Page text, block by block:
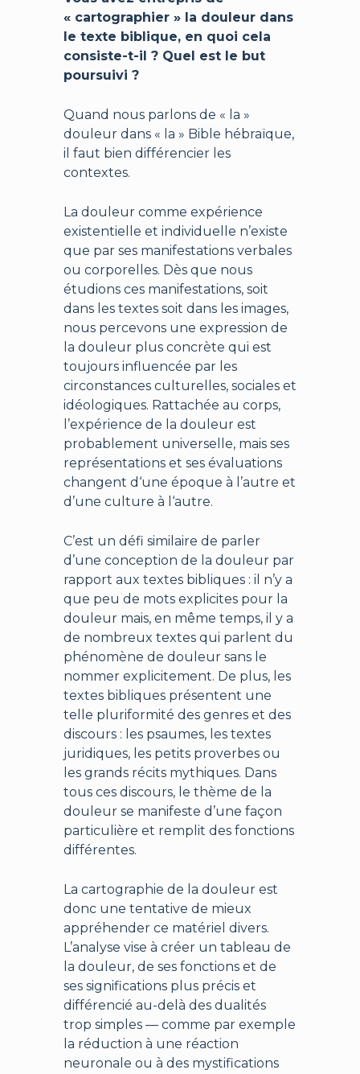
« cartographier » la douleur dans
le texte biblique, en quoi cela
consiste-t-il ? Quel est le but
poursuivi ?
Quand nous parlons de « la »
douleur dans « la » Bible hébraïque,
il faut bien différencier les
contextes.
La douleur comme expérience
existentielle et individuelle n’existe
que par ses manifestations verbales
ou corporelles. Dès que nous
étudions ces manifestations, soit
dans les textes soit dans les images,
nous percevons une expression de
la douleur plus concrète qui est
toujours influencée par les
circonstances culturelles, sociales et
idéologiques. Rattachée au corps,
l’expérience de la douleur est
probablement universelle, mais ses
représentations et ses évaluations
changent d‘une époque à l’autre et
d’une culture à l‘autre.
C’est un défi similaire de parler
d’une conception de la douleur par
rapport aux textes bibliques : il n’y a
que peu de mots explicites pour la
douleur mais, en même temps, il y a
de nombreux textes qui parlent du
phénomène de douleur sans le
nommer explicitement. De plus, les
textes bibliques présentent une
telle pluriformité des genres et des
discours : les psaumes, les textes
juridiques, les petits proverbes ou
les grands récits mythiques. Dans
tous ces discours, le thème de la
douleur se manifeste d’une façon
particulière et remplit des fonctions
différentes.
La cartographie de la douleur est
donc une tentative de mieux
appréhender ce matériel divers.
L’analyse vise à créer un tableau de
la douleur, de ses fonctions et de
ses significations plus précis et
différencié au-delà des dualités
trop simples — comme par exemple
la réduction à une réaction
neuronale ou à des mystifications